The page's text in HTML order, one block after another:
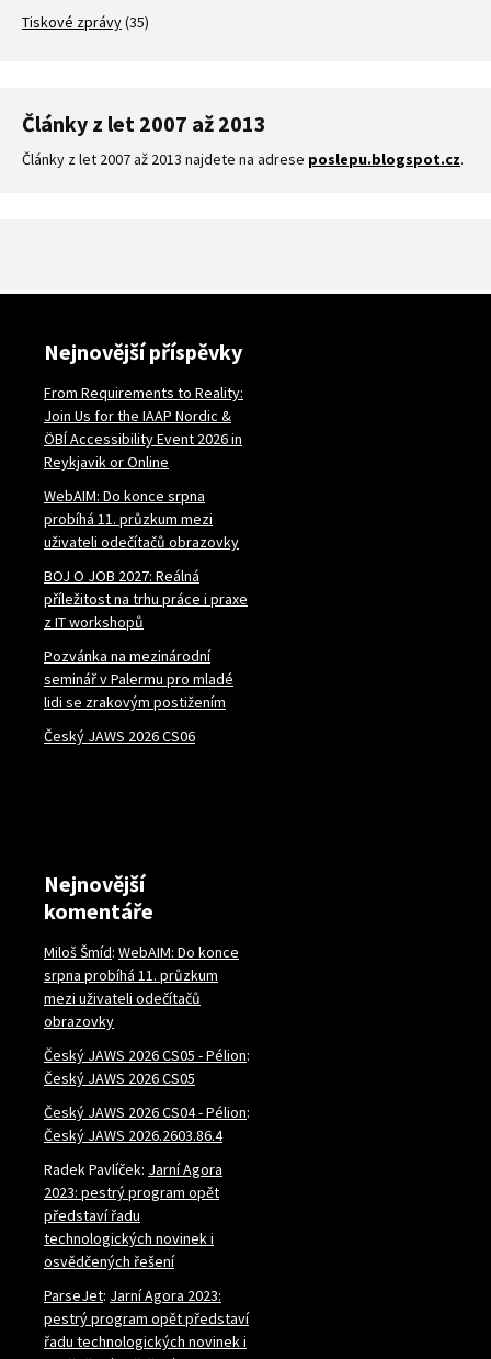
Tiskové zprávy(35)
Články z let 2007 až 2013
Články z let 2007 až 2013 najdete na adrese poslepu.blogspot.cz.
Nejnovější příspěvky
From Requirements to Reality:
Join Us for the IAAP Nordic &
ÖBÍ Accessibility Event 2026 in
Reykjavik or Online
WebAIM: Do konce srpna
probíhá 11. průzkum mezi
uživateli odečítačů obrazovky
BOJ O JOB 2027: Reálná
příležitost na trhu práce i praxe
z IT workshopů
Pozvánka na mezinárodní
seminář v Palermu pro mladé
lidi se zrakovým postižením
Český JAWS 2026 CS06
Nejnovější
komentáře
Miloš Šmíd: WebAIM: Do konce
srpna probíhá 11. průzkum
mezi uživateli odečítačů
obrazovky
Český JAWS 2026 CS05 - Pélion:
Český JAWS 2026 CS05
Český JAWS 2026 CS04 - Pélion:
Český JAWS 2026.2603.86.4
Radek Pavlíček: Jarní Agora
2023: pestrý program opět
představí řadu
technologických novinek i
osvědčených řešení
ParseJet: Jarní Agora 2023:
pestrý program opět představí
řadu technologických novinek i